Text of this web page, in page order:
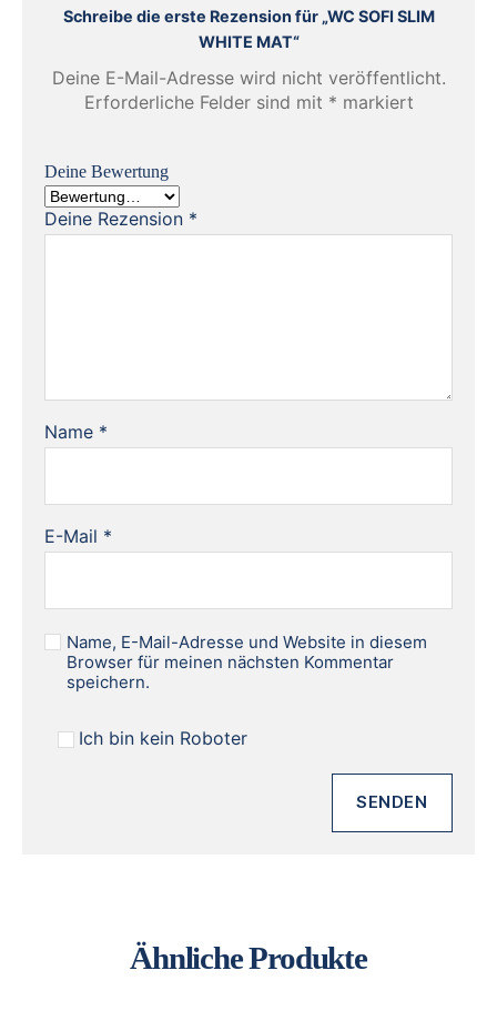
Schreibe die erste Rezension für „WC SOFI SLIM
WHITE MAT“
Deine E-Mail-Adresse wird nicht veröffentlicht.
Erforderliche Felder sind mit * markiert
Deine Bewertung
Deine Rezension *
Name *
E-Mail *
Name, E-Mail-Adresse und Website in diesem
Browser für meinen nächsten Kommentar
speichern.
Ich bin kein Roboter
Ähnliche Produkte